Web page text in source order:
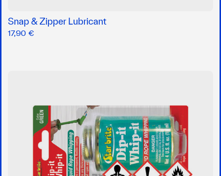
Snap & Zipper Lubricant
17,90 €